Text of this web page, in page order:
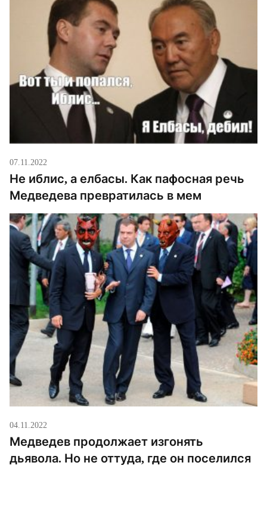
07.11.2022
Не иблис, а елбасы. Как пафосная речь
Медведева превратилась в мем
04.11.2022
Медведев продолжает изгонять
дьявола. Но не оттуда, где он поселился